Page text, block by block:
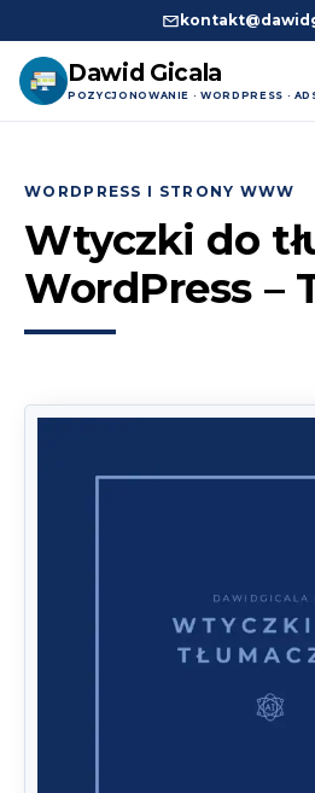
Dawid Gicala
POZYCJONOWANIE · WORDPRESS ·
treściWORDPRESS I STRONY WWW
Wtyczki do
WordPress –